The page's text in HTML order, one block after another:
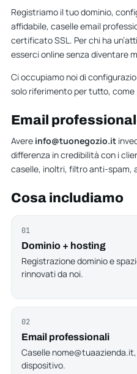
Registriamo il tuo dominio,
affidabile, caselle email
certificato SSL. Per chi ha
esserci online senza diventare
Ci occupiamo noi di
solo riferimento per tutto, come
Email
Avere info@tuonegozio.it
differenza in credibilità con i
caselle, inoltri, filtro anti-spam,
Cosa includiamo
01
Dominio + hosting
Registrazione dominio e
rinnovati da noi.
02
Email professionali
Caselle
dispositivo.